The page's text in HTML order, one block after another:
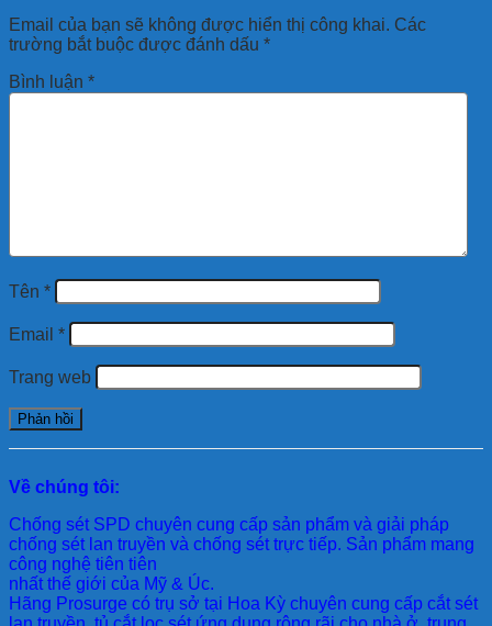
Email của bạn sẽ không được hiển thị công khai. Các
trường bắt buộc được đánh dấu *
Bình luận *
Tên *
Email *
Trang web
Về chúng tôi:
Chống sét SPD chuyên cung cấp sản phẩm và giải pháp
chống sét lan truyền và chống sét trực tiếp. Sản phẩm mang
công nghệ tiên tiên
nhất thế giới của Mỹ & Úc.
Hãng Prosurge có trụ sở tại Hoa Kỳ chuyên cung cấp cắt sét